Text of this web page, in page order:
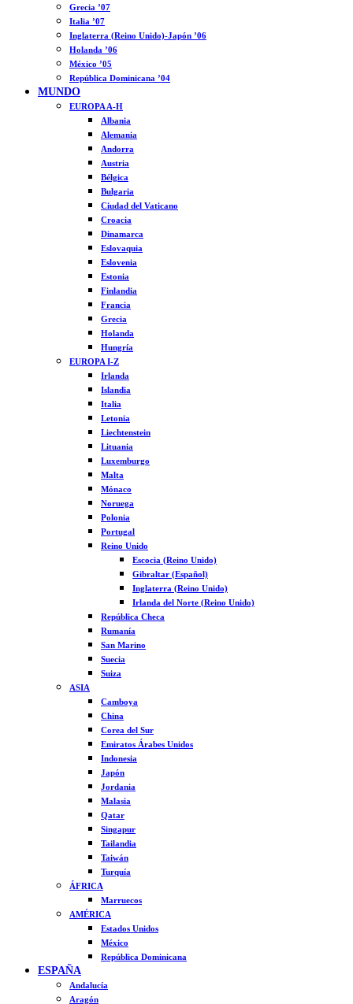
Grecia ’07
Italia ’07
Inglaterra (Reino Unido)-Japón ’06
Holanda ’06
México ’05
República Dominicana ’04
MUNDO
EUROPA A-H
Albania
Alemania
Andorra
Austria
Bélgica
Bulgaria
Ciudad del Vaticano
Croacia
Dinamarca
Eslovaquia
Eslovenia
Estonia
Finlandia
Francia
Grecia
Holanda
Hungría
EUROPA I-Z
Irlanda
Islandia
Italia
Letonia
Liechtenstein
Lituania
Luxemburgo
Malta
Mónaco
Noruega
Polonia
Portugal
Reino Unido
Escocia (Reino Unido)
Gibraltar (Español)
Inglaterra (Reino Unido)
Irlanda del Norte (Reino Unido)
República Checa
Rumanía
San Marino
Suecia
Suiza
ASIA
Camboya
China
Corea del Sur
Emiratos Árabes Unidos
Indonesia
Japón
Jordania
Malasia
Qatar
Singapur
Tailandia
Taiwán
Turquía
ÁFRICA
Marruecos
AMÉRICA
Estados Unidos
México
República Dominicana
ESPAÑA
Andalucía
Aragón